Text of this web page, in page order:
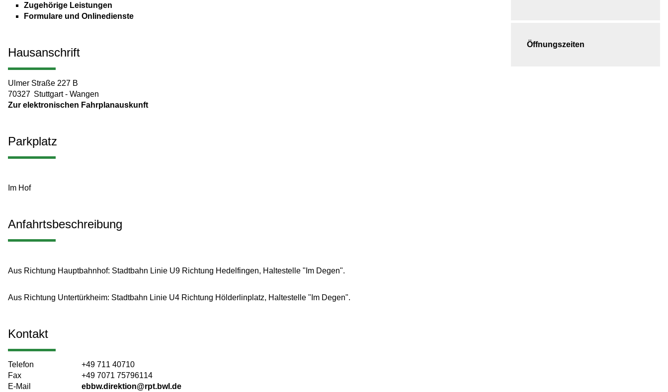
Zugehörige Leistungen
Formulare und Onlinedienste
Hausanschrift
Ulmer Straße 227 B
70327 Stuttgart - Wangen
Zur elektronischen Fahrplanauskunft
Parkplatz
Im Hof
Anfahrtsbeschreibung
Aus Richtung Hauptbahnhof: Stadtbahn Linie U9 Richtung Hedelfingen, Haltestelle "Im Degen".
Aus Richtung Untertürkheim: Stadtbahn Linie U4 Richtung Hölderlinplatz, Haltestelle "Im Degen".
Kontakt
Telefon
+49 711 40710
Fax
+49 7071 75796114
E-Mail
ebbw.direktion@rpt.bwl.de
Öffnungszeiten